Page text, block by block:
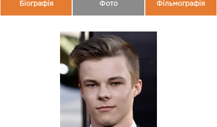
Біографія Фото Фільмографія